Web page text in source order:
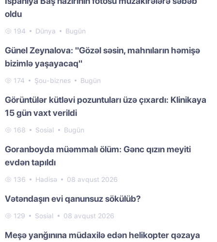
oldu
194 Dünya Bugün
Günel Zeynalova: "Gözəl səsin, mahnıların həmişə
bizimlə yaşayacaq"
174 Şou-biznes Bugün
Görüntülər kütləvi pozuntuları üzə çıxardı: Klinikaya
15 gün vaxt verildi
168 Sosial Bugün
Goranboyda müəmmalı ölüm: Gənc qızın meyiti
evdən tapıldı
136 Hadisə 08 avqust 2026
Vətəndaşın evi qanunsuz sökülüb?
129 Sosial 08 avqust 2026
Meşə yanğınına müdaxilə edən helikopter qəzaya